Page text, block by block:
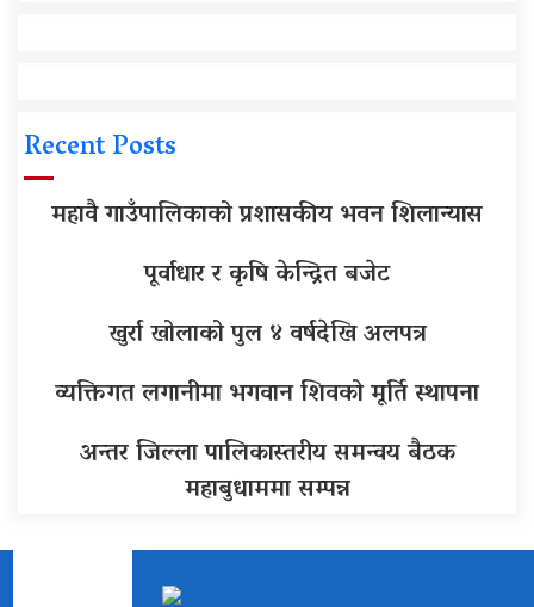
Recent Posts
महावै गाउँपालिकाको प्रशासकीय भवन शिलान्यास
पूर्वाधार र कृषि केन्द्रित बजेट
खुर्रा खोलाको पुल ४ वर्षदेखि अलपत्र
व्यक्तिगत लगानीमा भगवान शिवको मूर्ति स्थापना
अन्तर जिल्ला पालिकास्तरीय समन्वय बैठक
महाबुधाममा सम्पन्न